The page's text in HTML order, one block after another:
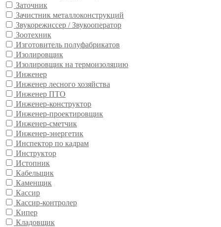
Заточник
Зачистник металлоконструкций
Звукорежиссер / Звукооператор
Зоотехник
Изготовитель полуфабрикатов
Изолировщик
Изолировщик на термоизоляцию
Инженер
Инженер лесного хозяйства
Инженер ПТО
Инженер-конструктор
Инженер-проектировщик
Инженер-сметчик
Инженер-энергетик
Инспектор по кадрам
Инструктор
Истопник
Кабельщик
Каменщик
Кассир
Кассир-контролер
Кипер
Кладовщик